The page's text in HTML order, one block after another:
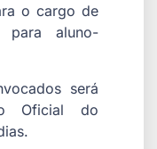
o cargo de
para aluno-
será
Oficial do